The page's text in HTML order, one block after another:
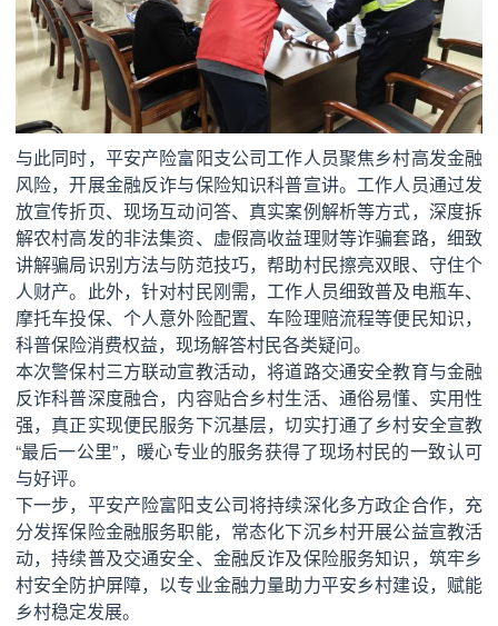
与此同时，平安产险富阳支公司工作人员聚焦乡村高发金融
风险，开展金融反诈与保险知识科普宣讲。工作人员通过发
放宣传折页、现场互动问答、真实案例解析等方式，深度拆
解农村高发的非法集资、虚假高收益理财等诈骗套路，细致
讲解骗局识别方法与防范技巧，帮助村民擦亮双眼、守住个
人财产。此外，针对村民刚需，工作人员细致普及电瓶车、
摩托车投保、个人意外险配置、车险理赔流程等便民知识，
科普保险消费权益，现场解答村民各类疑问。
本次警保村三方联动宣教活动，将道路交通安全教育与金融
反诈科普深度融合，内容贴合乡村生活、通俗易懂、实用性
强，真正实现便民服务下沉基层，切实打通了乡村安全宣教
“最后一公里”，暖心专业的服务获得了现场村民的一致认可
与好评。
下一步，平安产险富阳支公司将持续深化多方政企合作，充
分发挥保险金融服务职能，常态化下沉乡村开展公益宣教活
动，持续普及交通安全、金融反诈及保险服务知识，筑牢乡
村安全防护屏障，以专业金融力量助力平安乡村建设，赋能
乡村稳定发展。